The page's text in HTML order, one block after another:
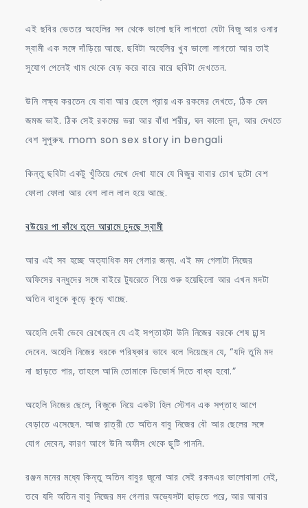
এই ছবির ভেতরে অহেলির সব থেকে ভালো ছবি লাগতো যেটা বিজু আর ওনার
স্বামী এক সঙ্গে দাঁড়িয়ে আছে. ছবিটা অহেলির খুব ভালো লাগতো আর তাই
সুযোগ পেলেই খাম থেকে বেড় করে বারে বারে ছবিটা দেখতেন.
উনি লক্ষ্য করতেন যে বাবা আর ছেলে প্রায় এক রকমের দেখতে, ঠিক যেন
জমজ ভাই. ঠিক সেই রকমের ভরা আর বাঁধা শরীর, ঘন কালো চূল, আর দেখতে
বেশ সুপুরুষ. mom son sex story in bengali
কিন্তু ছবিটা একটু খুঁতিয়ে দেখে দেখা যাবে যে বিজুর বাবার চোখ দুটো বেশ
ফোলা ফোলা আর বেশ লাল লাল হয়ে আছে.
বউয়ের পা কাঁধে তুলে আরামে চুদছে স্বামী
আর এই সব হচ্ছে অত্যাধিক মদ গেলার জন্য. এই মদ গেলাটা নিজের
অফিসের বন্ধুদের সঙ্গে বাইরে ট্যুরেতে গিয়ে শুরু হয়েছিলো আর এখন মদটা
অতিন বাবুকে কুড়ে কুড়ে খাচ্ছে.
অহেলি দেবী ভেবে রেখেছেন যে এই সপ্তাহটা উনি নিজের বরকে শেষ চান্স
দেবেন. অহেলি নিজের বরকে পরিষ্কার ভাবে বলে দিয়েছেন যে, “যদি তুমি মদ
না ছাড়তে পার, তাহলে আমি তোমাকে ডিভোর্স দিতে বাধ্য হবো.”
অহেলি নিজের ছেলে, বিজুকে নিয়ে একটা হিল স্টেশন এক সপ্তাহ আগে
বেড়াতে এসেছেন. আজ রাত্রী তে অতিন বাবু নিজের বৌ আর ছেলের সঙ্গে
যোগ দেবেন, কারণ আগে উনি অফীস থেকে ছুটি পাননি.
রঞ্জন মনের মধ্যে কিন্তু অতিন বাবুর জূনো আর সেই রকমএর ভালোবাসা নেই,
তবে যদি অতিন বাবু নিজের মদ গেলার অভ্যেসটা ছাড়তে পরে, আর আবার